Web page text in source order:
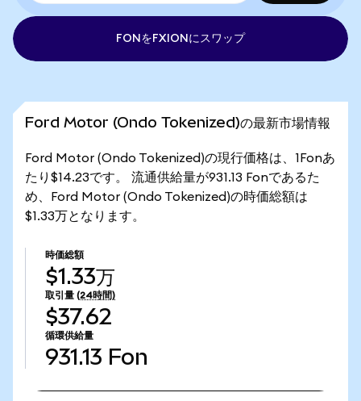
FONをFXIONにスワップ
Ford Motor (Ondo Tokenized)の最新市場情報
Ford Motor (Ondo Tokenized)の現行価格は、1Fonあ
たり$14.23です。 流通供給量が931.13 Fonであるた
め、Ford Motor (Ondo Tokenized)の時価総額は
$1.33万となります。
時価総額
$1.33万
取引量 (24時間)
$37.62
循環供給量
931.13 Fon